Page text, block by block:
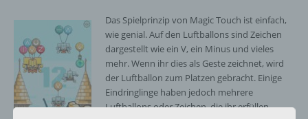
Das Spielprinzip von Magic Touch ist einfach,
wie genial. Auf den Luftballons sind Zeichen
dargestellt wie ein V, ein Minus und vieles
mehr. Wenn ihr dies als Geste zeichnet, wird
der Luftballon zum Platzen gebracht. Einige
Eindringlinge haben jedoch mehrere
Luftballons oder Zeichen, die ihr erfüllen